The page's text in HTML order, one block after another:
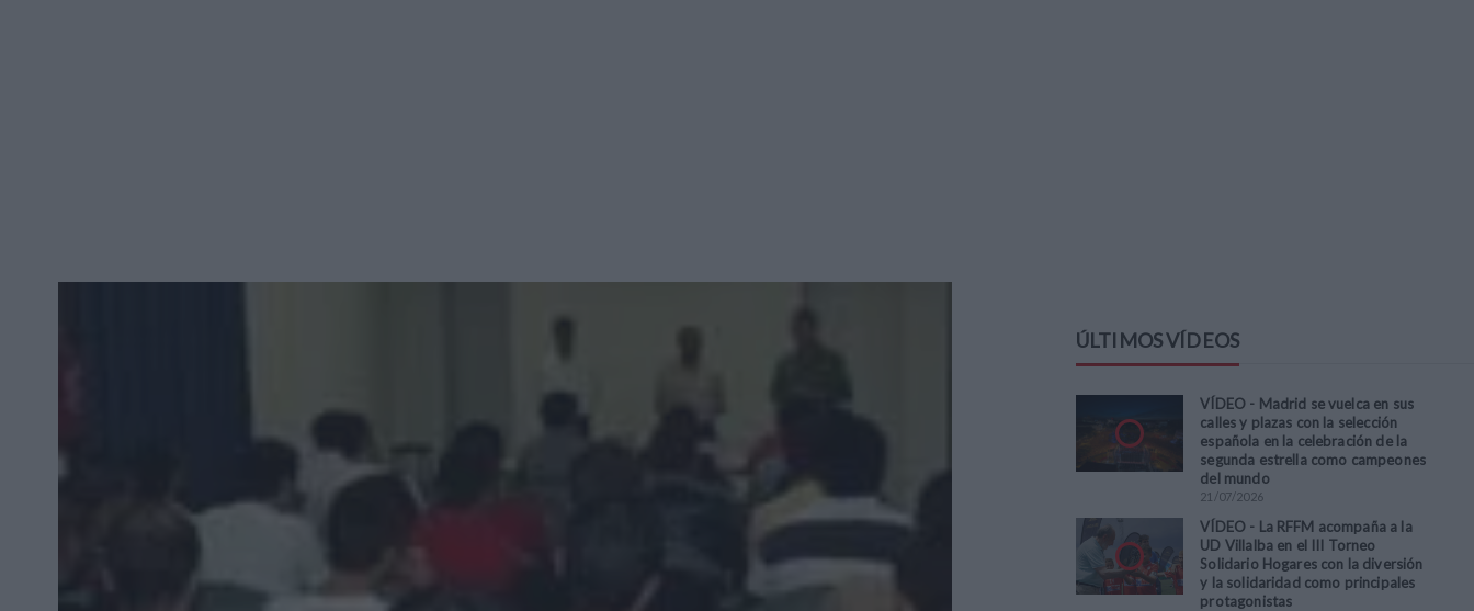
ÚLTIMOS VÍDEOS
VÍDEO - Madrid se vuelca en sus
calles y plazas con la selección
española en la celebración de la
segunda estrella como campeones
del mundo
21 /07/2026
VÍDEO - La RFFM acompaña a la
UD Villalba en el III Torneo
Solidario Hogares con la diversión
y la solidaridad como principales
protagonistas